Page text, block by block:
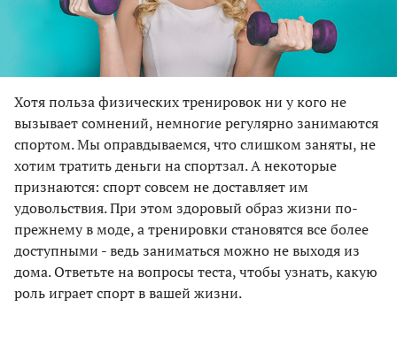
Хотя польза физических тренировок ни у кого не
вызывает сомнений, немногие регулярно занимаются
спортом. Мы оправдываемся, что слишком заняты, не
хотим тратить деньги на спортзал. А некоторые
признаются: спорт совсем не доставляет им
удовольствия. При этом здоровый образ жизни по-
прежнему в моде, а тренировки становятся все более
доступными - ведь заниматься можно не выходя из
дома. Ответьте на вопросы теста, чтобы узнать, какую
роль играет спорт в вашей жизни.